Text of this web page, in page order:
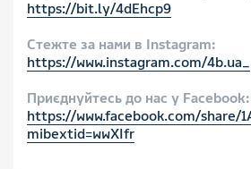
https://bit.ly/4dEhcp9
Стежте за нами в Instagram:
https://www.instagram.com/4b.ua_
Приєднуйтесь до нас у Facebook:
https://www.facebook.com/share/
mibextid=wwXIfr